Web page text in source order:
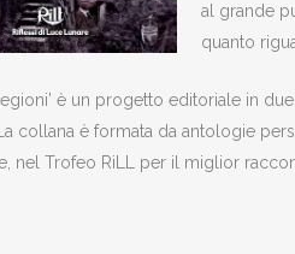
al grande
quanto
è un progetto editoriale in
La collana è formata da antologie
nel Trofeo RiLL per il miglior